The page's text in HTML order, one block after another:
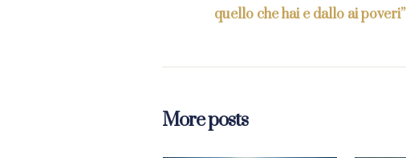
quello che hai e dallo ai poveri”
More posts